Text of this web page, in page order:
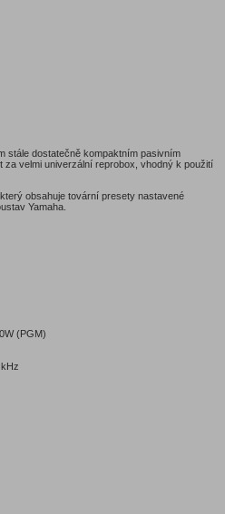
stále dostatečně kompaktním pasivním
za velmi univerzální reprobox, vhodný k použití
obsahuje tovární presety nastavené
Yamaha.
(PGM)